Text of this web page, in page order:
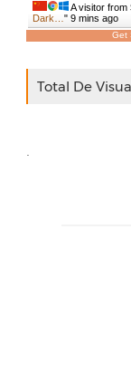
A visitor from
Dark… " 9 mins ago
Get
Total De
.